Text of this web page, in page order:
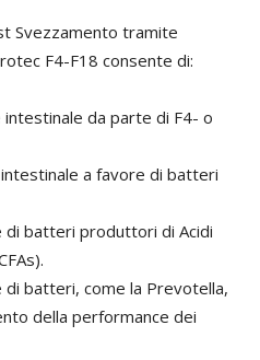
Svezzamento tramite
F4-F18 consente di:
intestinale da parte di F4- o
a favore di batteri
di batteri produttori di Acidi
di batteri, come la Prevotella,
della performance dei